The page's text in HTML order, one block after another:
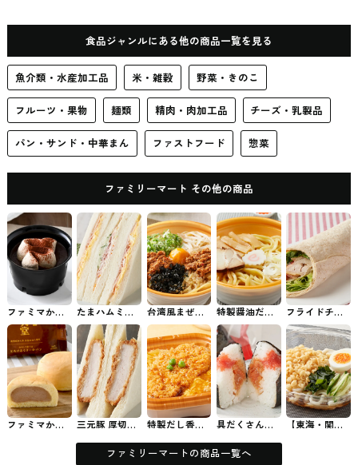
食品ジャンルにある他の商品一覧を見る
魚介類・水産加工品 米・雑穀 野菜・きのこ
フルーツ・果物 麺類 精肉・肉加工品 チーズ・乳製品
パン・サンド・中華まん ファストフード 惣菜
ファミリーマート その他の商品
ファミマから
発売された植
物生まれのシ
ョコラテリー
ヌ #コンビニ
スイーツ
たまハムミッ
クスサンド フ
ァミマのパ
ン・サンド
台湾風まぜそ
ば ファミマの
まぜそば
特製醤油だれ
の油そば ファ
ミマのラーメ
ン
フライドチキ
ンのトルティ
ーヤ【関東・
東海・関西】
ファミマのパ
ン・サンド
ファミマから
発売された八
三元豚 厚切り
ロースカツサ
ンド ファミマ
のパン・サン
特製だし香
る！三元豚の
ロースかつ丼
ファミマのお
弁当
具だくさん！
明太子と漬け
サーモン ファ
ミマのおむず
び
【東海・関
西・沖縄】小
ファミリーマートの商品一覧へ